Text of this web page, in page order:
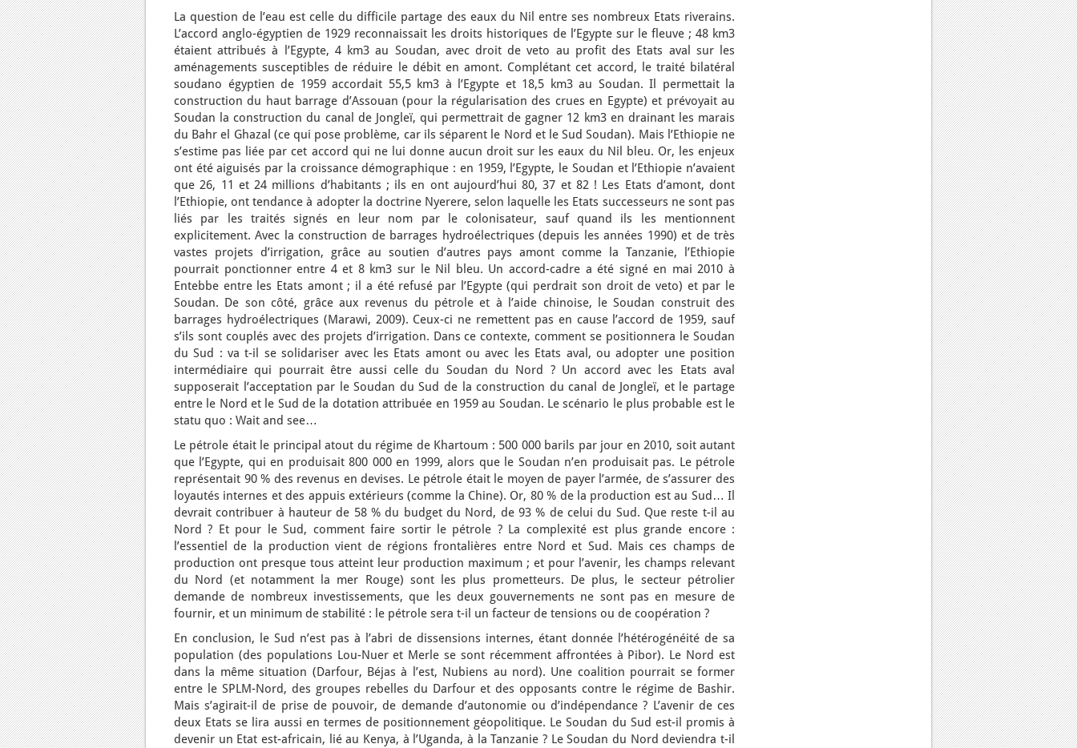
La question de l’eau est celle du difficile partage des eaux du Nil entre ses nombreux Etats riverains.
L’accord anglo-égyptien de 1929 reconnaissait les droits historiques de l’Egypte sur le fleuve ; 48 km3
étaient attribués à l’Egypte, 4 km3 au Soudan, avec droit de veto au profit des Etats aval sur les
aménagements susceptibles de réduire le débit en amont. Complétant cet accord, le traité bilatéral
soudano égyptien de 1959 accordait 55,5 km3 à l’Egypte et 18,5 km3 au Soudan. Il permettait la
construction du haut barrage d’Assouan (pour la régularisation des crues en Egypte) et prévoyait au
Soudan la construction du canal de Jongleï, qui permettrait de gagner 12 km3 en drainant les marais
du Bahr el Ghazal (ce qui pose problème, car ils séparent le Nord et le Sud Soudan). Mais l’Ethiopie ne
s’estime pas liée par cet accord qui ne lui donne aucun droit sur les eaux du Nil bleu. Or, les enjeux
ont été aiguisés par la croissance démographique : en 1959, l’Egypte, le Soudan et l’Ethiopie n’avaient
que 26, 11 et 24 millions d’habitants ; ils en ont aujourd’hui 80, 37 et 82 ! Les Etats d’amont, dont
l’Ethiopie, ont tendance à adopter la doctrine Nyerere, selon laquelle les Etats successeurs ne sont pas
liés par les traités signés en leur nom par le colonisateur, sauf quand ils les mentionnent
explicitement. Avec la construction de barrages hydroélectriques (depuis les années 1990) et de très
vastes projets d’irrigation, grâce au soutien d’autres pays amont comme la Tanzanie, l’Ethiopie
pourrait ponctionner entre 4 et 8 km3 sur le Nil bleu. Un accord-cadre a été signé en mai 2010 à
Entebbe entre les Etats amont ; il a été refusé par l’Egypte (qui perdrait son droit de veto) et par le
Soudan. De son côté, grâce aux revenus du pétrole et à l’aide chinoise, le Soudan construit des
barrages hydroélectriques (Marawi, 2009). Ceux-ci ne remettent pas en cause l’accord de 1959, sauf
s’ils sont couplés avec des projets d’irrigation. Dans ce contexte, comment se positionnera le Soudan
du Sud : va t-il se solidariser avec les Etats amont ou avec les Etats aval, ou adopter une position
intermédiaire qui pourrait être aussi celle du Soudan du Nord ? Un accord avec les Etats aval
supposerait l’acceptation par le Soudan du Sud de la construction du canal de Jongleï, et le partage
entre le Nord et le Sud de la dotation attribuée en 1959 au Soudan. Le scénario le plus probable est le
statu quo : Wait and see…
Le pétrole était le principal atout du régime de Khartoum : 500 000 barils par jour en 2010, soit autant
que l’Egypte, qui en produisait 800 000 en 1999, alors que le Soudan n’en produisait pas. Le pétrole
représentait 90 % des revenus en devises. Le pétrole était le moyen de payer l’armée, de s’assurer des
loyautés internes et des appuis extérieurs (comme la Chine). Or, 80 % de la production est au Sud… Il
devrait contribuer à hauteur de 58 % du budget du Nord, de 93 % de celui du Sud. Que reste t-il au
Nord ? Et pour le Sud, comment faire sortir le pétrole ? La complexité est plus grande encore :
l’essentiel de la production vient de régions frontalières entre Nord et Sud. Mais ces champs de
production ont presque tous atteint leur production maximum ; et pour l’avenir, les champs relevant
du Nord (et notamment la mer Rouge) sont les plus prometteurs. De plus, le secteur pétrolier
demande de nombreux investissements, que les deux gouvernements ne sont pas en mesure de
fournir, et un minimum de stabilité : le pétrole sera t-il un facteur de tensions ou de coopération ?
En conclusion, le Sud n’est pas à l’abri de dissensions internes, étant donnée l’hétérogénéité de sa
population (des populations Lou-Nuer et Merle se sont récemment affrontées à Pibor). Le Nord est
dans la même situation (Darfour, Béjas à l’est, Nubiens au nord). Une coalition pourrait se former
entre le SPLM-Nord, des groupes rebelles du Darfour et des opposants contre le régime de Bashir.
Mais s’agirait-il de prise de pouvoir, de demande d’autonomie ou d’indépendance ? L’avenir de ces
deux Etats se lira aussi en termes de positionnement géopolitique. Le Soudan du Sud est-il promis à
devenir un Etat est-africain, lié au Kenya, à l’Uganda, à la Tanzanie ? Le Soudan du Nord deviendra t-il